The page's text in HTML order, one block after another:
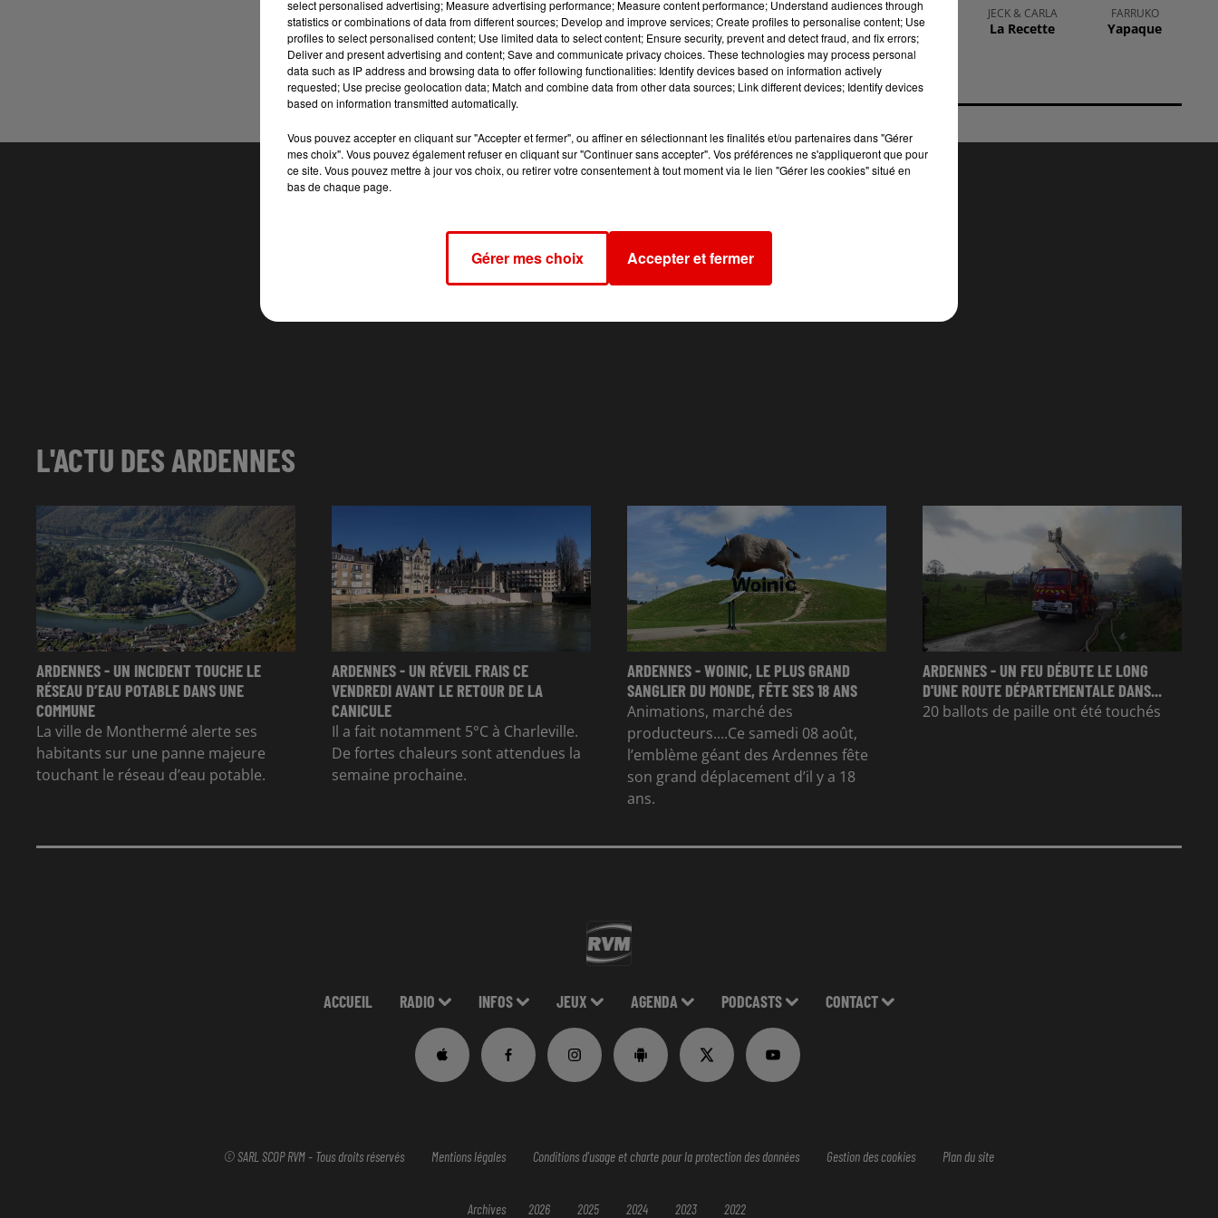
OFENBACH,
STARSAILOR
Four To The
Floor
JECK & CARLA
La Recette
FARRUKO
Yapaque
L'ACTU DES ARDENNES
ARDENNES - UN INCIDENT TOUCHE LE
RÉSEAU D’EAU POTABLE DANS UNE
COMMUNE
La ville de Monthermé alerte ses
habitants sur une panne majeure
touchant le réseau d’eau potable.
ARDENNES - UN RÉVEIL FRAIS CE
VENDREDI AVANT LE RETOUR DE LA
CANICULE
Il a fait notamment 5°C à Charleville.
De fortes chaleurs sont attendues la
semaine prochaine.
ARDENNES - WOINIC, LE PLUS GRAND
SANGLIER DU MONDE, FÊTE SES 18 ANS
Animations, marché des
producteurs....Ce samedi 08 août,
l’emblème géant des Ardennes fête
son grand déplacement d’il y a 18
ans.
ARDENNES - UN FEU DÉBUTE LE LONG
D'UNE ROUTE DÉPARTEMENTALE DANS...
20 ballots de paille ont été touchés
ACCUEIL RADIO INFOS JEUX AGENDA PODCASTS CONTACT
© SARL SCOP RVM - Tous droits réservés Mentions légales Conditions d'usage et charte pour la protection des données Gestion des cookies Plan du site
Archives 2026 2025 2024 2023 2022
select personalised advertising; Measure advertising performance; Measure content performance; Understand audiences through
statistics or combinations of data from different sources; Develop and improve services; Create profiles to personalise content; Use
profiles to select personalised content; Use limited data to select content; Ensure security, prevent and detect fraud, and fix errors;
Deliver and present advertising and content; Save and communicate privacy choices. These technologies may process personal
data such as IP address and browsing data to offer following functionalities: Identify devices based on information actively
requested; Use precise geolocation data; Match and combine data from other data sources; Link different devices; Identify devices
based on information transmitted automatically.
Vous pouvez accepter en cliquant sur "Accepter et fermer", ou affiner en sélectionnant les finalités et/ou partenaires dans "Gérer
mes choix". Vous pouvez également refuser en cliquant sur "Continuer sans accepter". Vos préférences ne s'appliqueront que pour
ce site. Vous pouvez mettre à jour vos choix, ou retirer votre consentement à tout moment via le lien "Gérer les cookies" situé en
bas de chaque page.
Gérer mes choix Accepter et fermer